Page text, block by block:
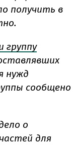
получить в
группу
нужд
сообщено
о
для